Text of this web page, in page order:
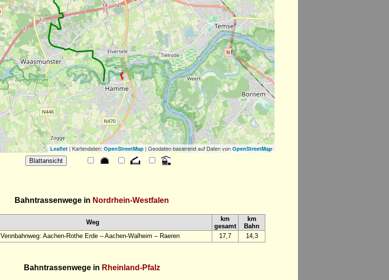
Leaflet| Kartendaten: OpenStreetMap| Geodaten basierend auf Daten von OpenStreetMap
Bahntrassenwege in Nordrhein-Westfalen
Weg
km
gesamt
km
Bahn
Vennbahnweg: Aachen-Rothe Erde – Aachen-Walheim – Raeren 17,7 14,3
Bahntrassenwege in Rheinland-Pfalz